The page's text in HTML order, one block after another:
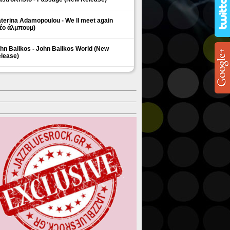
Adamopoulou - We ll meet again
άλμπουμ)
Balikos - John Balikos World (New